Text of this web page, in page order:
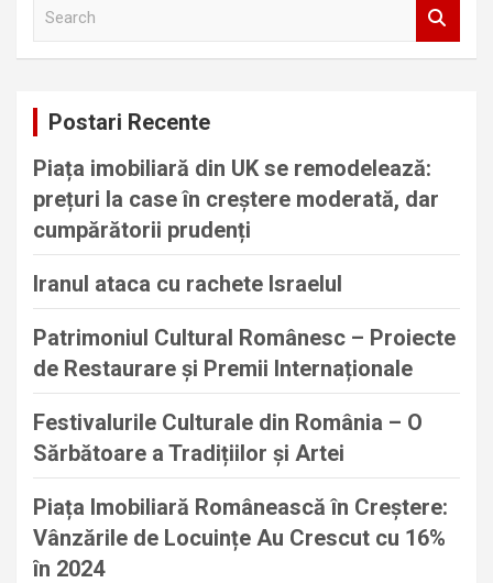
Postari Recente
Piața imobiliară din UK se remodelează:
prețuri la case în creștere moderată, dar
cumpărătorii prudenți
Iranul ataca cu rachete Israelul
Patrimoniul Cultural Românesc – Proiecte
de Restaurare și Premii Internaționale
Festivalurile Culturale din România – O
Sărbătoare a Tradițiilor și Artei
Piața Imobiliară Românească în Creștere:
Vânzările de Locuințe Au Crescut cu 16%
în 2024